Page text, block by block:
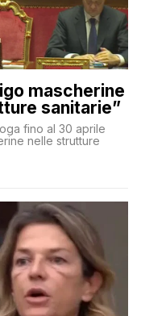
mascherine
sanitarie”
fino al 30 aprile
nelle strutture